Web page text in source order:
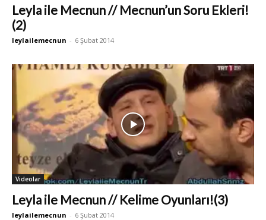
Leyla ile Mecnun // Mecnun’un Soru Ekleri!
(2)
leylailemecnun - 6 Şubat 2014
Videolar
Leyla ile Mecnun // Kelime Oyunları!(3)
leylailemecnun - 6 Şubat 2014